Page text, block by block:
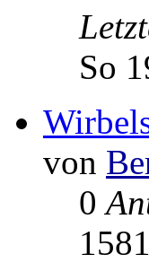
So
von
0